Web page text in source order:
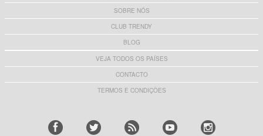
SOBRE NÓS
CLUB TRENDY
BLOG
VEJA TODOS OS PAÍSES
CONTACTO
TERMOS E CONDIÇÕES